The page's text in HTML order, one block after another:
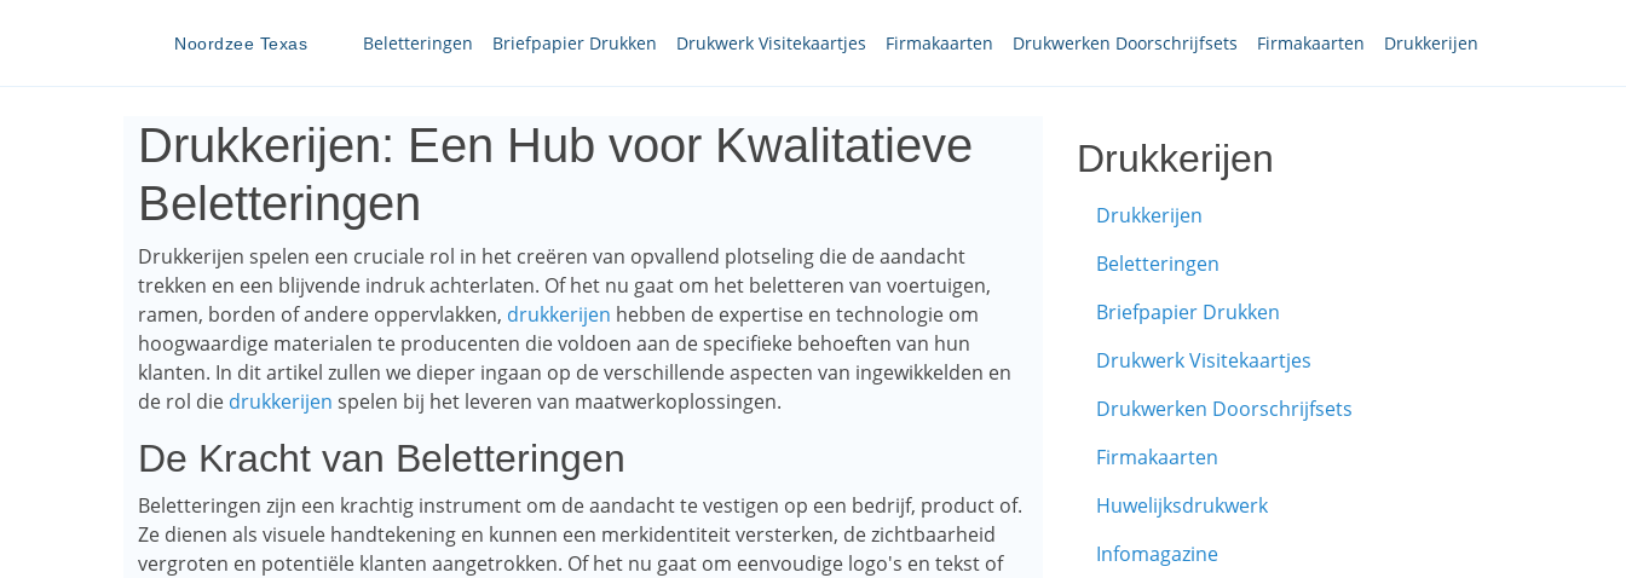
Noordzee Texas Beletteringen Briefpapier Drukken Drukwerk Visitekaartjes Firmakaarten Drukwerken Doorschrijfsets Firmakaarten Drukkerijen
Drukkerijen: Een Hub voor Kwalitatieve
Beletteringen
Drukkerijen spelen een cruciale rol in het creëren van opvallend plotseling die de aandacht
trekken en een blijvende indruk achterlaten. Of het nu gaat om het beletteren van voertuigen,
ramen, borden of andere oppervlakken, drukkerijen hebben de expertise en technologie om
hoogwaardige materialen te producenten die voldoen aan de specifieke behoeften van hun
klanten. In dit artikel zullen we dieper ingaan op de verschillende aspecten van ingewikkelden en
de rol die drukkerijen spelen bij het leveren van maatwerkoplossingen.
De Kracht van Beletteringen
Beletteringen zijn een krachtig instrument om de aandacht te vestigen op een bedrijf, product of.
Ze dienen als visuele handtekening en kunnen een merkidentiteit versterken, de zichtbaarheid
vergroten en potentiële klanten aangetrokken. Of het nu gaat om eenvoudige logo's en tekst of
Drukkerijen
Drukkerijen
Beletteringen
Briefpapier Drukken
Drukwerk Visitekaartjes
Drukwerken Doorschrijfsets
Firmakaarten
Huwelijksdrukwerk
Infomagazine